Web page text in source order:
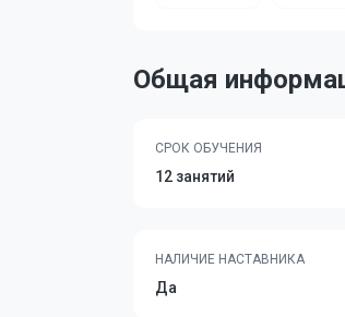
Общая
СРОК ОБУЧЕНИЯ
12 занятий
НАЛИЧИЕ НАСТАВНИКА
Да